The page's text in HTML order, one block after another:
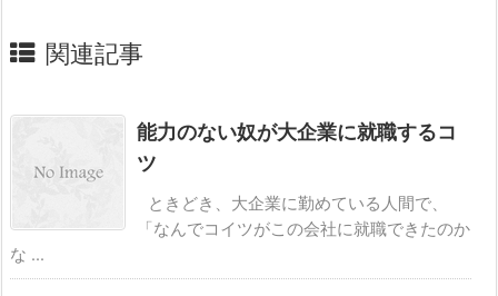
関連記事
能力のない奴が大企業に就職するコ
ツ
ときどき、大企業に勤めている人間で、
「なんでコイツがこの会社に就職できたのか
な ...